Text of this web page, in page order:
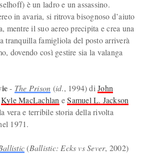
è un ladro e un assassino.
in avaria, si ritrova bisognoso d’aiuto
mentre il suo aereo precipita e crea una
tranquilla famigliola del posto arriverà
dovendo così gestire sia la valanga
- The Prison (id., 1994) diJohn
Kyle MacLachlan eSamuel L. Jackson
vera e terribile storia della rivolta
1971.
(Ballistic: Ecks vs Sever, 2002)